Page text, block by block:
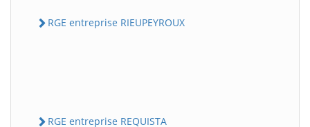
RGE entreprise RIEUPEYROUX
RGE entreprise REQUISTA